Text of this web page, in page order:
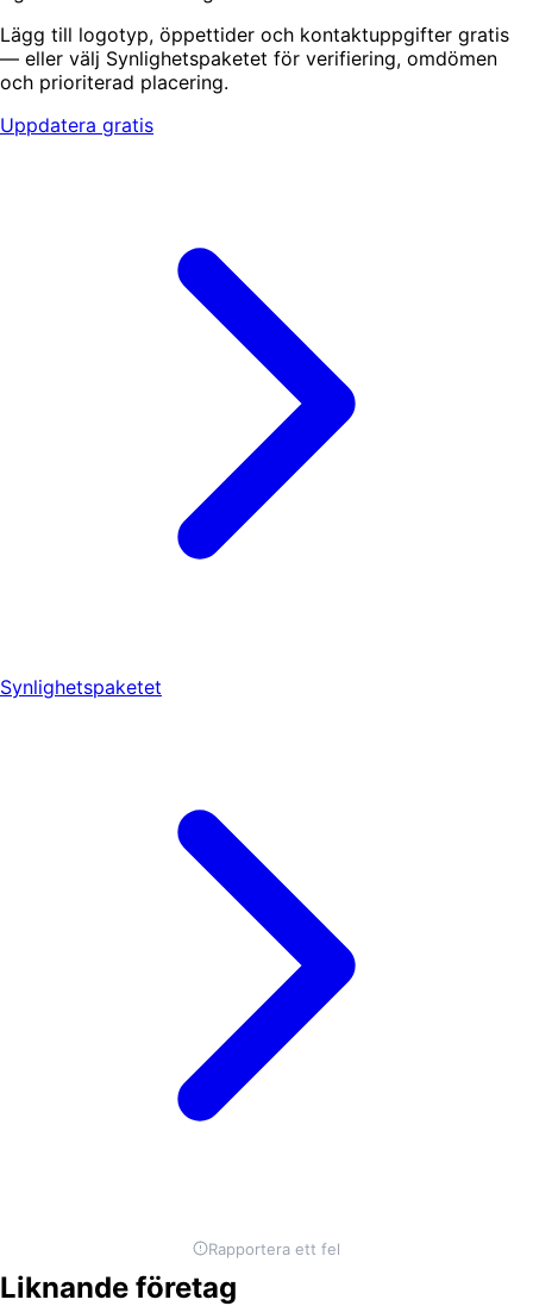
Lägg till logotyp, öppettider och kontaktuppgifter gratis
— eller välj Synlighetspaketet för verifiering, omdömen
och prioriterad placering.
Uppdatera gratis
Synlighetspaketet
Rapportera ett fel
Liknande företag